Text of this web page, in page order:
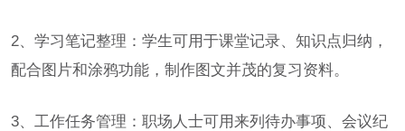
2、学习笔记整理：学生可用于课堂记录、知识点归纳，
配合图片和涂鸦功能，制作图文并茂的复习资料。
3、工作任务管理：职场人士可用来列待办事项、会议纪